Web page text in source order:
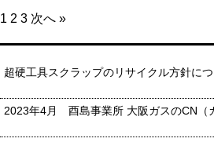
1 2 3 次へ »
超硬工具スクラップのリサイクル方針に